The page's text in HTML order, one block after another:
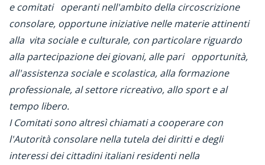
e comitati operanti nell'ambito della circoscrizione
consolare, opportune iniziative nelle materie attinenti
alla vita sociale e culturale, con particolare riguardo
alla partecipazione dei giovani, alle pari opportunità,
all'assistenza sociale e scolastica, alla formazione
professionale, al settore ricreativo, allo sport e al
tempo libero.
I Comitati sono altresì chiamati a cooperare con
l'Autorità consolare nella tutela dei diritti e degli
interessi dei cittadini italiani residenti nella